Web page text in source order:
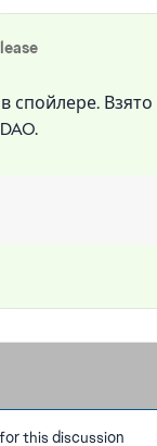
спойлере.
this discussion